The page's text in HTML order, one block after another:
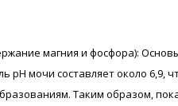
магния и фосфора):
рН мочи составляет около
Таким образом,